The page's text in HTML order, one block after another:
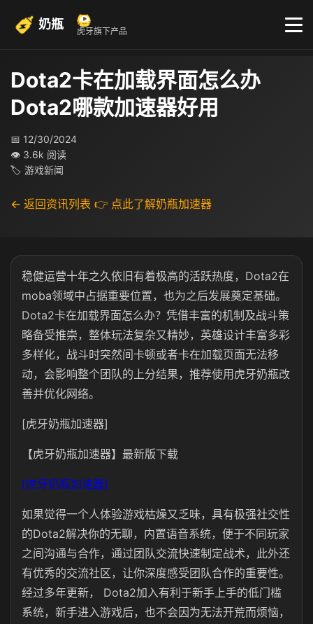
奶瓶 虎牙旗下产品
Dota2卡在加载界面怎么办
Dota2哪款加速器好用
📅 12/30/2024
👁 3.6k 阅读
🏷 游戏新闻
← 返回资讯列表 👉 点此了解奶瓶加速器
稳健运营十年之久依旧有着极高的活跃热度，Dota2在
moba领域中占据重要位置，也为之后发展奠定基础。
Dota2卡在加载界面怎么办？凭借丰富的机制及战斗策
略备受推崇，整体玩法复杂又精妙，英雄设计丰富多彩
多样化，战斗时突然间卡顿或者卡在加载页面无法移
动，会影响整个团队的上分结果，推荐使用虎牙奶瓶改
善并优化网络。
[虎牙奶瓶加速器]
【虎牙奶瓶加速器】最新版下载
[虎牙奶瓶加速器]
如果觉得一个人体验游戏枯燥又乏味，具有极强社交性
的Dota2解决你的无聊，内置语音系统，便于不同玩家
之间沟通与合作，通过团队交流快速制定战术，此外还
有优秀的交流社区，让你深度感受团队合作的重要性。
经过多年更新， Dota2加入有利于新手上手的低门槛
系统，新手进入游戏后，也不会因为无法开荒而烦恼，